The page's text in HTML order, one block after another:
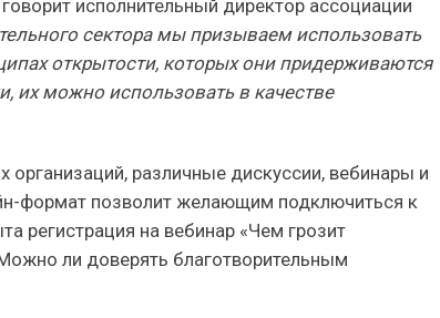
исполнительный директор ассоциации
сектора мы призываем использовать
открытости, которых они придерживаются
их можно использовать в качестве
различные дискуссии, вебинары и
формат позволит желающим подключиться к
регистрация на вебинар «Чем грозит
ли доверять благотворительным